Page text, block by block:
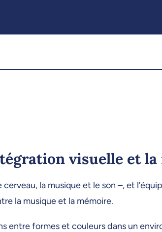
visuelle et
la musique et le son –, et
la musique et la mémoire.
entre formes et couleurs dans un